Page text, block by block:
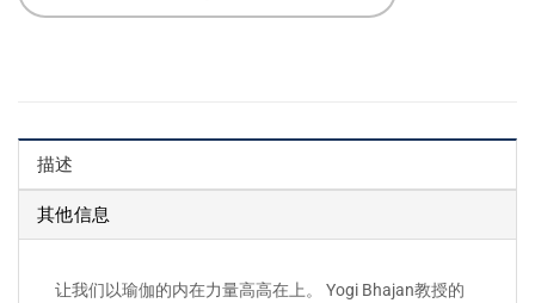
描述
其他信息
让我们以瑜伽的内在力量高高在上。 Yogi Bhajan教授的